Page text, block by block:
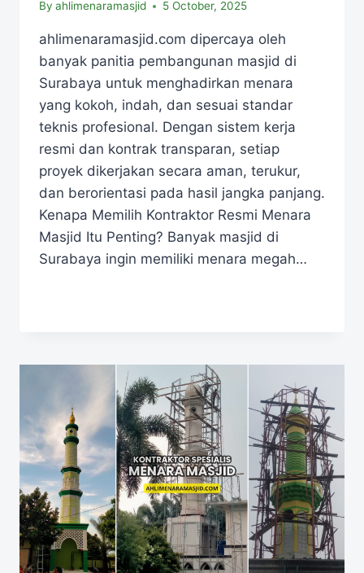
By ahlimenaramasjid 5 October, 2025
ahlimenaramasjid.com dipercaya oleh
banyak panitia pembangunan masjid di
Surabaya untuk menghadirkan menara
yang kokoh, indah, dan sesuai standar
teknis profesional. Dengan sistem kerja
resmi dan kontrak transparan, setiap
proyek dikerjakan secara aman, terukur,
dan berorientasi pada hasil jangka panjang.
Kenapa Memilih Kontraktor Resmi Menara
Masjid Itu Penting? Banyak masjid di
Surabaya ingin memiliki menara megah…